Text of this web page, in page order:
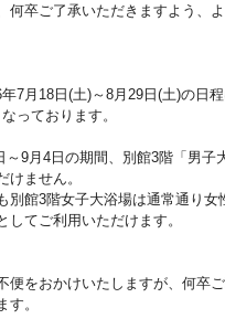
何卒ご了承いただきますよう、
7月18日(土)～8月29日(土)の日
っております。
～9月4日の期間、別館3階「男子
けません。
別館3階女子大浴場は通常通り女
してご利用いただけます。
便をおかけいたしますが、何卒
す。